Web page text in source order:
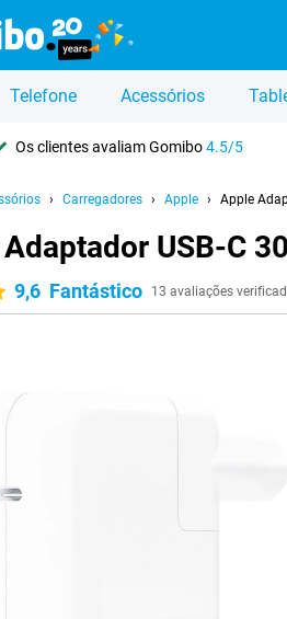
Telefone Acessórios
Os clientes avaliam Gomibo4.5/5
Carregadores Apple Apple
USB-C
9,6 Fantástico 13 avaliações